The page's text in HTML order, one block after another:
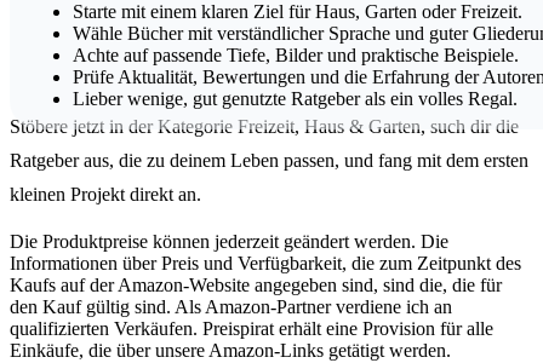
Starte mit einem klaren Ziel für Haus, Garten oder Freizeit.
Wähle Bücher mit verständlicher Sprache und guter
Achte auf passende Tiefe, Bilder und praktische Beispiele.
Prüfe Aktualität, Bewertungen und die Erfahrung der
Lieber wenige, gut genutzte Ratgeber als ein volles Regal.
Stöbere jetzt in der Kategorie Freizeit, Haus & Garten, such dir die
Ratgeber aus, die zu deinem Leben passen, und fang mit dem ersten
kleinen Projekt direkt an.
Die Produktpreise können jederzeit geändert werden. Die
Informationen über Preis und Verfügbarkeit, die zum Zeitpunkt des
Kaufs auf der Amazon-Website angegeben sind, sind die, die für
den Kauf gültig sind. Als Amazon-Partner verdiene ich an
qualifizierten Verkäufen. Preispirat erhält eine Provision für alle
Einkäufe, die über unsere Amazon-Links getätigt werden.